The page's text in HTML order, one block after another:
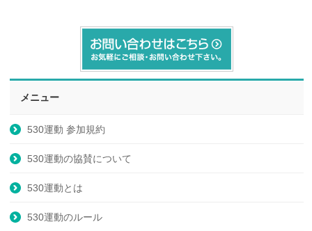
メニュー
530運動 参加規約
530運動の協賛について
530運動とは
530運動のルール